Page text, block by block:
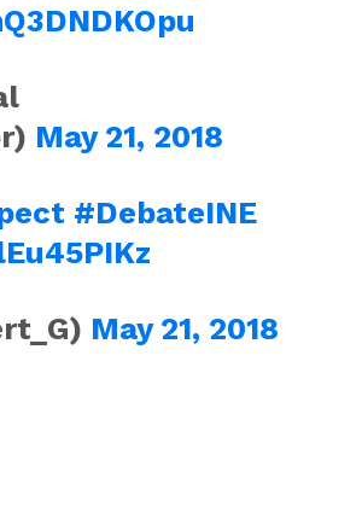
May 21, 2018
#DebateINE
May 21, 2018